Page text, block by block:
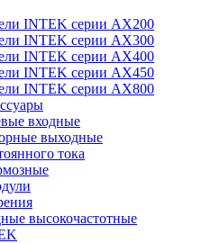
INTEK серии AX200
INTEK серии AX300
INTEK серии AX400
INTEK серии AX450
INTEK серии AX800
входные
выходные
тока
высокочастотные